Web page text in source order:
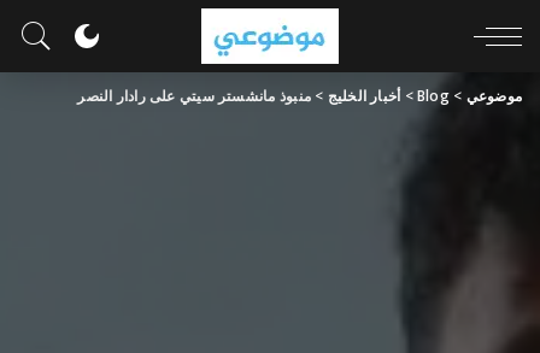
موضوعي >
Blog
> أخبار الخليج >منبوذ مانشستر سيتي على رادار النصر